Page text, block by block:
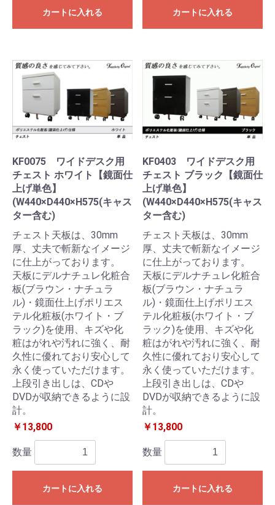
カートに入れる カートに入れる
KF0075 ワイドデスク用
チェスト ホワイト【鏡面仕
上げ単色】
(W440×D440×H575(キャス
ター含む)
チェスト天板は、30mm
厚、丈夫で斬新なイメージ
に仕上がっております。
天板にデルナチュレ化粧合
板(ブラウン・ナチュラ
ル)・鏡面仕上げポリエス
テル化粧板(ホワイト・ブ
ラック)を使用、キズや化
粧はがれや汚れに強く、耐
久性に優れており安心して
永く使っていただけます。
上段引き出しは、CDや
DVDが収納できるように設
計。
￥13,800
数量
カートに入れる
KF0403 ワイドデスク用
チェスト ブラック【鏡面仕
上げ単色】
(W440×D440×H575(キャス
ター含む)
チェスト天板は、30mm
厚、丈夫で斬新なイメージ
に仕上がっております。
天板にデルナチュレ化粧合
板(ブラウン・ナチュラ
ル)・鏡面仕上げポリエス
テル化粧板(ホワイト・ブ
ラック)を使用、キズや化
粧はがれや汚れに強く、耐
久性に優れており安心して
永く使っていただけます。
上段引き出しは、CDや
DVDが収納できるように設
計。
￥13,800
数量
カートに入れる